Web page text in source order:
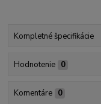
Kompletné špecifikácie
Hodnotenie 0
Komentáre 0